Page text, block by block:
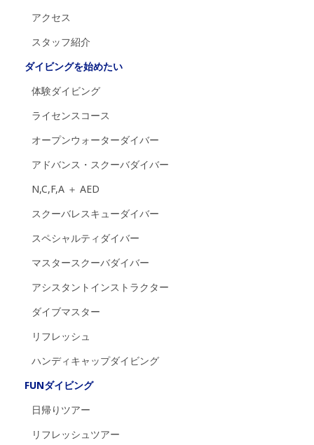
アクセス
スタッフ紹介
ダイビングを始めたい
体験ダイビング
ライセンスコース
オープンウォーターダイバー
アドバンス・スクーバダイバー
N,C,F,A ＋ AED
スクーバレスキューダイバー
スペシャルティダイバー
マスタースクーバダイバー
アシスタントインストラクター
ダイブマスター
リフレッシュ
ハンディキャップダイビング
FUNダイビング
日帰りツアー
リフレッシュツアー